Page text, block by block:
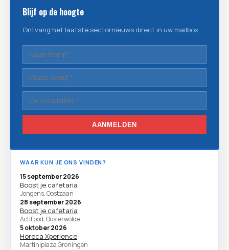
Blijf op de hoogte
Ontvang het laatste sectornieuws direct in uw mailbox.
AANMELDEN
WAAR KUN JE ONS VINDEN?
15 september 2026
Boost je cafetaria
Jongens, Oostzaan
28 september 2026
Boost je cafetaria
ActiFood, Oosterwolde
5 oktober 2026
Horeca Xperience
Martiniplaza Groningen